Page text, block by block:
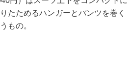
たためるハンガーとパンツを巻く
もの。